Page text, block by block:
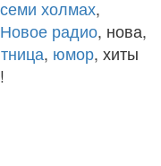
холмах,
Новое радио, нова,
, юмор, хиты